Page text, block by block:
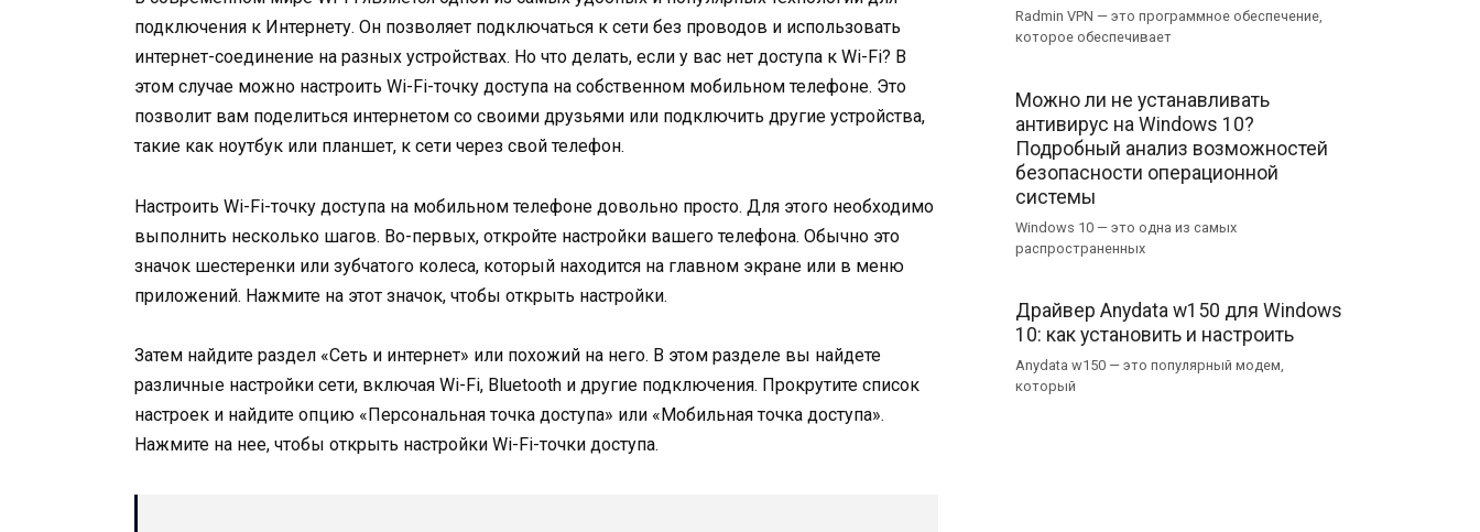
подключения к Интернету. Он позволяет подключаться к сети без проводов и использовать
интернет-соединение на разных устройствах. Но что делать, если у вас нет доступа к Wi-Fi? В
этом случае можно настроить Wi-Fi-точку доступа на собственном мобильном телефоне. Это
позволит вам поделиться интернетом со своими друзьями или подключить другие устройства,
такие как ноутбук или планшет, к сети через свой телефон.
Настроить Wi-Fi-точку доступа на мобильном телефоне довольно просто. Для этого необходимо
выполнить несколько шагов. Во-первых, откройте настройки вашего телефона. Обычно это
значок шестеренки или зубчатого колеса, который находится на главном экране или в меню
приложений. Нажмите на этот значок, чтобы открыть настройки.
Затем найдите раздел «Сеть и интернет» или похожий на него. В этом разделе вы найдете
различные настройки сети, включая Wi-Fi, Bluetooth и другие подключения. Прокрутите список
настроек и найдите опцию «Персональная точка доступа» или «Мобильная точка доступа».
Нажмите на нее, чтобы открыть настройки Wi-Fi-точки доступа.
Radmin VPN — это программное обеспечение,
которое обеспечивает
Можно ли не устанавливать
антивирус на Windows 10?
Подробный анализ возможностей
безопасности операционной
системы
Windows 10 — это одна из самых
распространенных
Драйвер Anydata w150 для Windows
10: как установить и настроить
Anydata w150 — это популярный модем,
который